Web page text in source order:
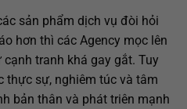
sản phẩm dịch vụ đòi hỏi
hơn thì các Agency mọc lên
tranh khá gay gắt. Tuy
thực sự, nghiêm túc và tâm
bản thân và phát triên mạnh